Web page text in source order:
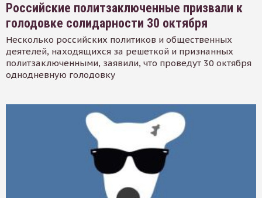
Российские политзаключенные призвали к
голодовке солидарности 30 октября
Несколько российских политиков и общественных
деятелей, находящихся за решеткой и признанных
политзаключенными, заявили, что проведут 30 октября
однодневную голодовку